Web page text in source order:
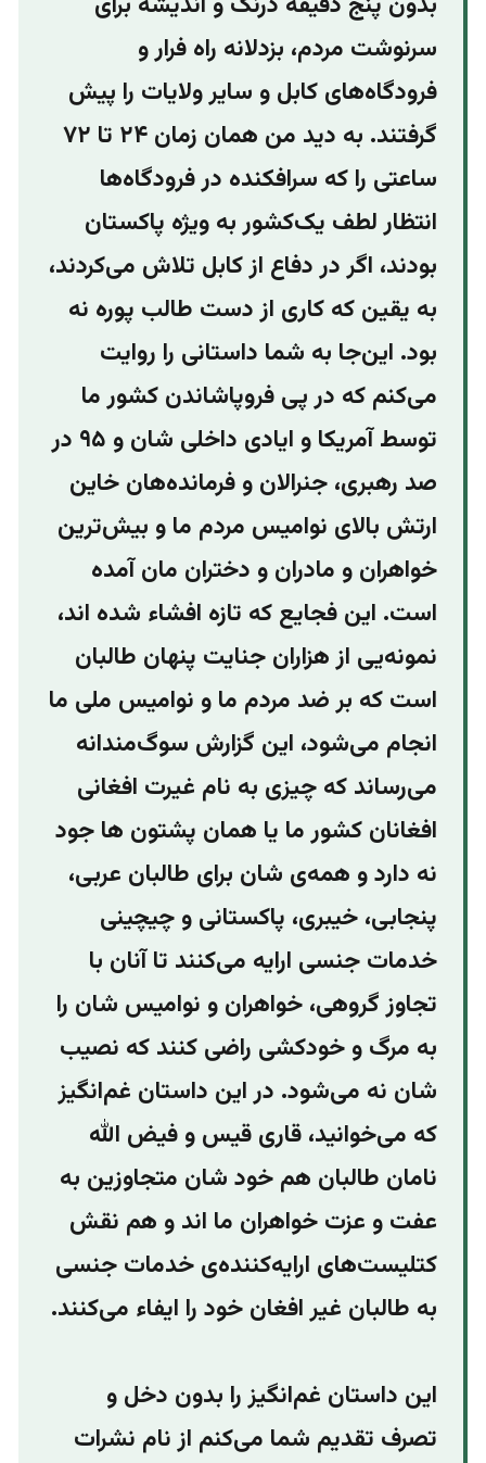
سرنوشت مردم، بزدلانه راه فرار و
فرودگاه‌های کابل و سایر ولایات را پیش‌
گرفتند. به دید من همان زمان ۲۴ تا ۷۲
ساعتی را که سرافکنده در فرودگاه‌ها
انتظار لطف یک‌کشور به ویژه پاکستان
بودند،‌ اگر در دفاع از کابل تلاش می‌کردند،
به یقین که کاری از دست طالب پوره نه
بود. این‌جا به شما داستانی را روایت
می‌کنم که در پی فروپاشاندن کشور ما
توسط آمریکا و ایادی داخلی شان و ۹۵ در
صد رهبری، جنرالان و فرمانده‌هان خاین
ارتش بالای نوامیس مردم ما و بیش‌ترین
خواهران ‌و مادران و دختران مان آمده
است. این فجایع که تازه افشاء شده اند،
نمونه‌یی از هزاران جنایت پنهان طالبان
است که بر ضد مردم ما و نوامیس ملی ما
انجام می‌شود، این گزارش سوگ‌مندانه
می‌رساند که چیزی به نام غیرت افغانی
افغانان کشور ما یا همان پشتون ها جود
نه دارد و همه‌ی شان برای طالبان عربی،
پنجابی، خیبری، پاکستانی ‌و چیچینی
خدمات جنسی ارایه می‌کنند تا آنان با
تجاوز گروهی، خواهران و نوامیس شان را
به مرگ و خودکشی راضی کنند که نصیب
شان نه می‌شود. در این داستان غم‌انگیز
که می‌خوانید،‌ قاری قیس و فیض الله
نامان طالبان هم خود شان متجاوزین به
عفت و عزت خواهران ما اند و هم نقش
کتلیست‌های ارایه‌کننده‌ی خدمات جنسی
به طالبان غیر افغان خود را ایفاء می‌کنند.
این داستان غم‌انگیز را بدون دخل و
تصرف تقدیم شما می‌کنم از نام نشرات